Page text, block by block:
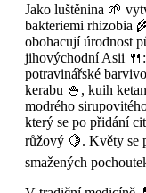
Jako luštěnina 🌱
bakteriemi rhizobia
obohacují úrodnost
jihovýchodní Asii
potravinářské
kerabu 🍚, kuih
modrého
který se po přidání
růžový 🍋. Květy se
smažených